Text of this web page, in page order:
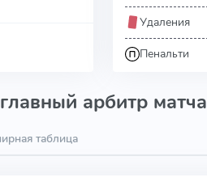
Удаления
Пенальти
арбитр матча
таблица